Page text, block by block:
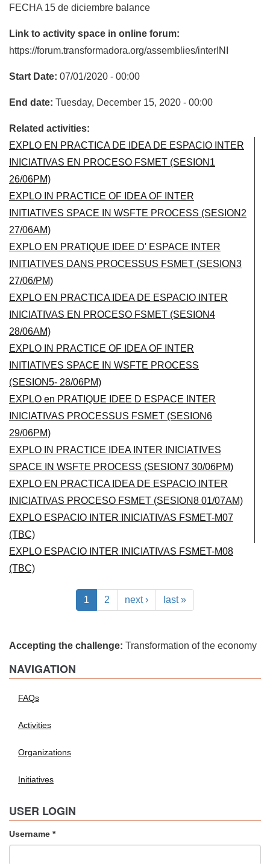
FECHA 15 de diciembre balance
Link to activity space in online forum:
https://forum.transformadora.org/assemblies/interINI
Start Date: 07/01/2020 - 00:00
End date: Tuesday, December 15, 2020 - 00:00
Related activities:
EXPLO EN PRACTICA DE IDEA DE ESPACIO INTER
INICIATIVAS EN PROCESO FSMET (SESION1
26/06PM)
EXPLO IN PRACTICE OF IDEA OF INTER
INITIATIVES SPACE IN WSFTE PROCESS (SESION2
27/06AM)
EXPLO EN PRATIQUE IDEE D' ESPACE INTER
INITIATIVES DANS PROCESSUS FSMET (SESION3
27/06/PM)
EXPLO EN PRACTICA IDEA DE ESPACIO INTER
INICIATIVAS EN PROCESO FSMET (SESION4
28/06AM)
EXPLO IN PRACTICE OF IDEA OF INTER
INITIATIVES SPACE IN WSFTE PROCESS
(SESION5- 28/06PM)
EXPLO en PRATIQUE IDEE D ESPACE INTER
INICIATIVAS PROCESSUS FSMET (SESION6
29/06PM)
EXPLO IN PRACTICE IDEA INTER INICIATIVES
SPACE IN WSFTE PROCESS (SESION7 30/06PM)
EXPLO EN PRACTICA IDEA DE ESPACIO INTER
INICIATIVAS PROCESO FSMET (SESION8 01/07AM)
EXPLO ESPACIO INTER INICIATIVAS FSMET-M07
(TBC)
EXPLO ESPACIO INTER INICIATIVAS FSMET-M08
(TBC)
1 2 next › last »
Accepting the challenge: Transformation of the economy
NAVIGATION
FAQs
Activities
Organizations
Initiatives
USER LOGIN
Username *